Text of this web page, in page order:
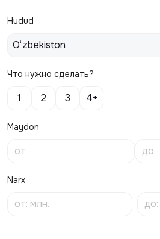
Hudud
O‘zbekiston
Что нужно сделать?
1 2 3 4+
Maydon
Narx